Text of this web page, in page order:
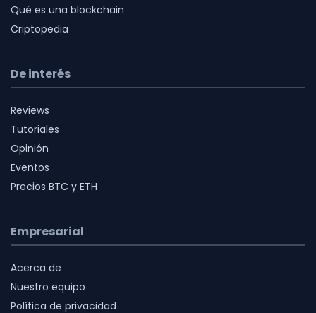
Qué es una blockchain
Criptopedia
De interés
Reviews
Tutoriales
Opinión
Eventos
Precios BTC y ETH
Empresarial
Acerca de
Nuestro equipo
Política de privacidad